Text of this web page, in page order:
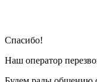
Cпасибо!
Наш оператор